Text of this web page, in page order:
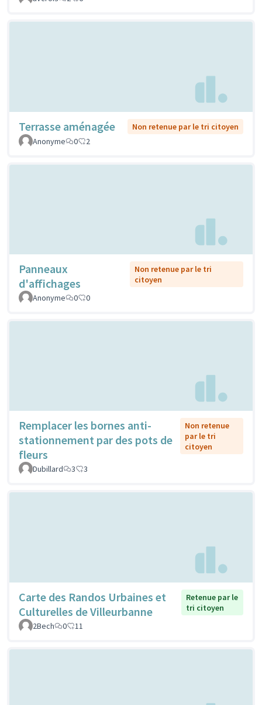
Terrasse aménagée
Non retenue par le tri citoyen
Anonyme
0 2
Panneaux
d'affichages
Non retenue par le tri
citoyen
Anonyme
0 0
Remplacer les bornes anti-
stationnement par des pots de
fleurs
Non retenue
par le tri
citoyen
Dubillard 3 3
Carte des Randos Urbaines et
Culturelles de Villeurbanne
Retenue par le
tri citoyen
2Bech
0 11